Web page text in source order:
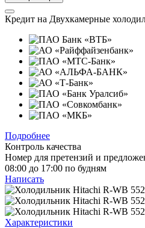
Кредит на Двухкамерные
Подробнее
Контроль качества
Номер для претензий и
08:00 до 17:00 по будням
Написать
Характеристики